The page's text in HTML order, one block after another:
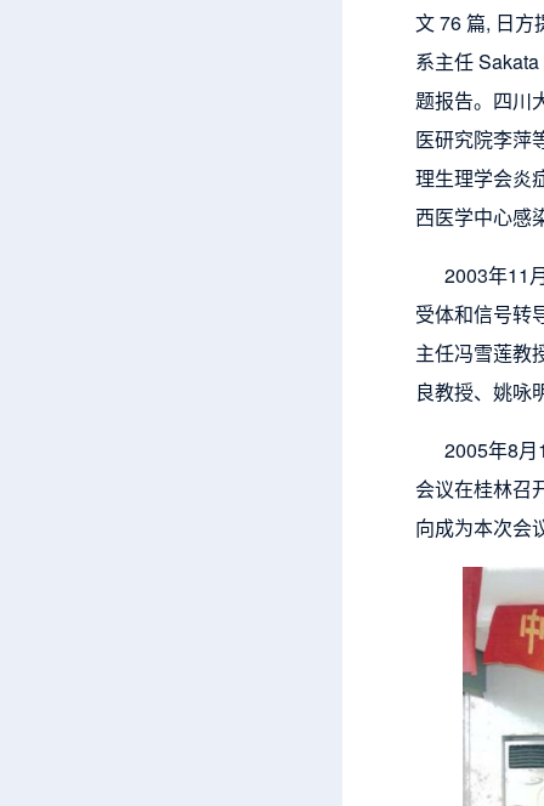
文 76 篇, 日方
系主任
题报告。四川
医研究院李萍
理生理学会炎
西医学中心感
2003年11月
受体和信号转
主任冯雪莲教
良教授、姚咏
2005年8月
会议在桂林召
向成为本次会